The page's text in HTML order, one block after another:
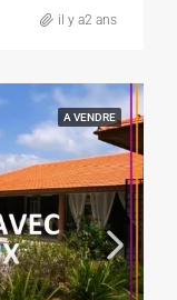
il y a2 ans
A VENDRE